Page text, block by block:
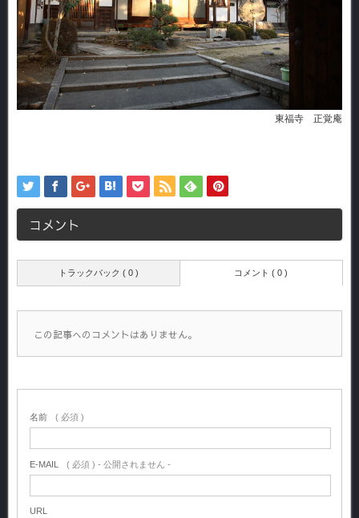
東福寺 正覚庵
コメント
トラックバック ( 0 ) コメント ( 0 )
この記事へのコメントはありません。
名前 ( 必須 )
E-MAIL ( 必須 ) - 公開されません -
URL